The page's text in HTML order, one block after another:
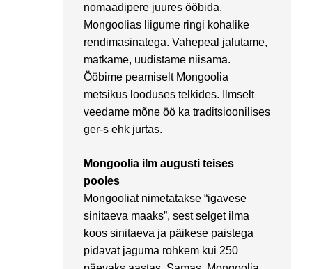
nomaadipere juures ööbida.
Mongoolias liigume ringi kohalike
rendimasinatega. Vahepeal jalutame,
matkame, uudistame niisama.
Ööbime peamiselt Mongoolia
metsikus looduses telkides. Ilmselt
veedame mõne öö ka traditsioonilises
ger-s ehk jurtas.
Mongoolia ilm augusti teises
pooles
Mongooliat nimetatakse “igavese
sinitaeva maaks”, sest selget ilma
koos sinitaeva ja päikese paistega
pidavat jaguma rohkem kui 250